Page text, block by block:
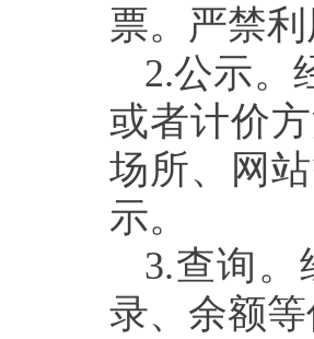
票。严禁
2.公示。
或者计价
场所、网
示。
3.查询。
录、余额